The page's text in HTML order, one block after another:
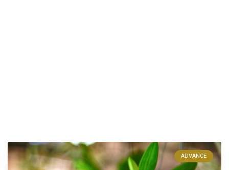
ADVANCE